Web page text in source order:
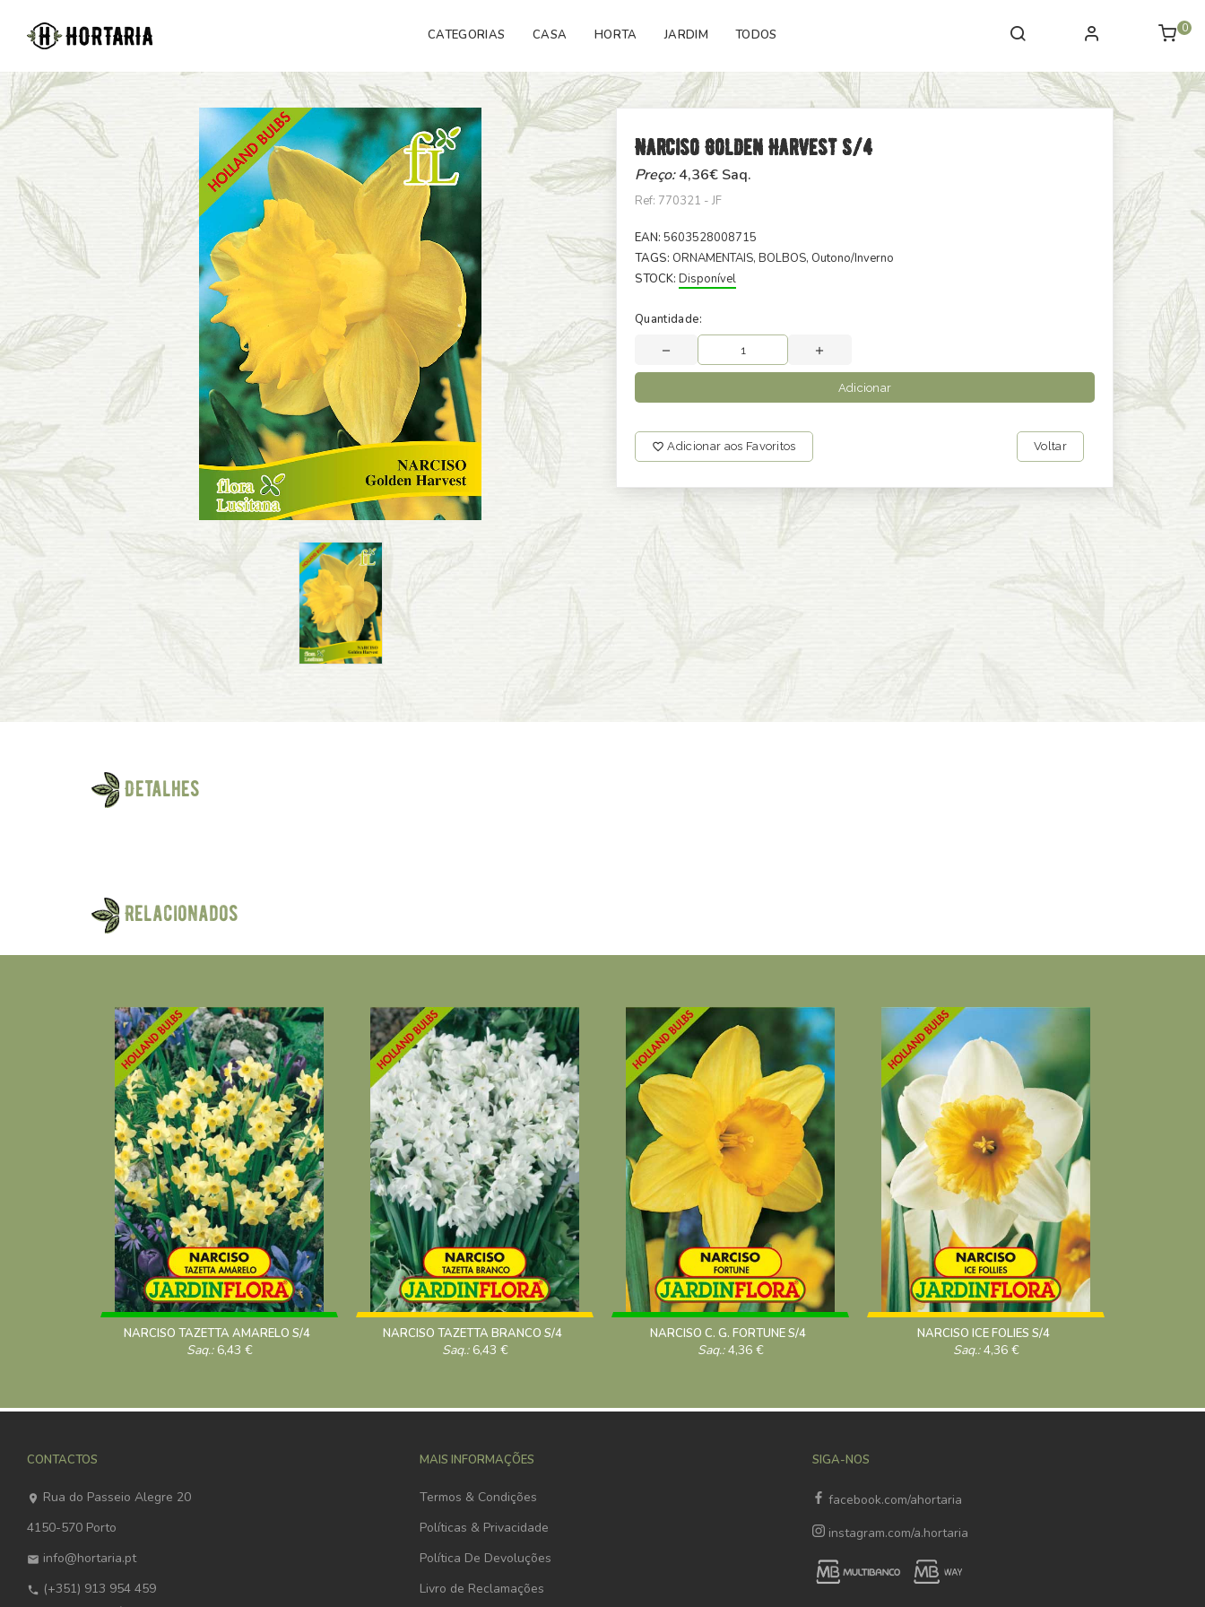
CATEGORIAS CASA HORTA JARDIM TODOS 0
Narciso Golden Harvest S/4
Preço:4,36€ Saq.
Ref: 770321 - JF
EAN: 5603528008715
TAGS: ORNAMENTAIS, BOLBOS, Outono/Inverno
STOCK: Disponível
Quantidade:
Adicionar
Adicionar aos Favoritos Voltar
Detalhes
Relacionados
NARCISO TAZETTA AMARELO S/4
Saq.: 6,43 €
NARCISO TAZETTA BRANCO S/4
Saq.: 6,43 €
NARCISO C. G. FORTUNE S/4
Saq.:4,36 €
NARCISO ICE FOLIES S/4
Saq.:4,36 €
CONTACTOS
Rua do Passeio Alegre 20
4150-570 Porto
info@hortaria.pt
(+351) 913 954 459
MAIS INFORMAÇÕES
Termos & Condições
Políticas & Privacidade
Política De Devoluções
Livro de Reclamações
SIGA-NOS
facebook.com/ahortaria
instagram.com/a.hortaria